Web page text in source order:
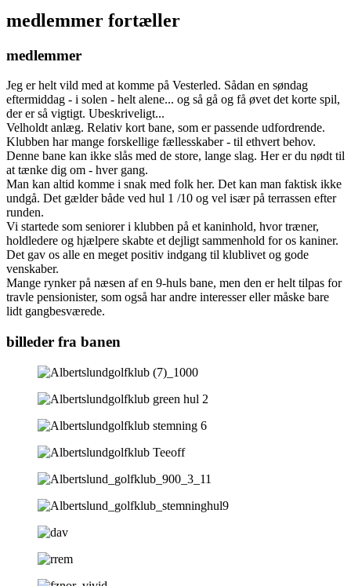
medlemmer fortæller
medlemmer
Jeg er helt vild med at komme på Vesterled. Sådan en søndag
eftermiddag - i solen - helt alene... og så gå og få øvet det korte spil,
der er så vigtigt. Ubeskriveligt...
Velholdt anlæg. Relativ kort bane, som er passende udfordrende.
Klubben har mange forskellige fællesskaber - til ethvert behov.
Denne bane kan ikke slås med de store, lange slag. Her er du nødt til
at tænke dig om - hver gang.
Man kan altid komme i snak med folk her. Det kan man faktisk ikke
undgå. Det gælder både ved hul 1 /10 og vel især på terrassen efter
runden.
Vi startede som seniorer i klubben på et kaninhold, hvor træner,
holdledere og hjælpere skabte et dejligt sammenhold for os kaniner.
Det gav os alle en meget positiv indgang til klublivet og gode
venskaber.
Mange rynker på næsen af en 9-huls bane, men den er helt tilpas for
travle pensionister, som også har andre interesser eller måske bare
lidt gangbesværede.
billeder fra banen